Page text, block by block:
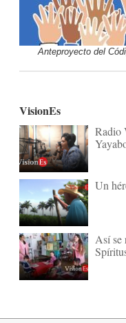
Anteproyecto del
VisionEs
Radio
Un
Así se